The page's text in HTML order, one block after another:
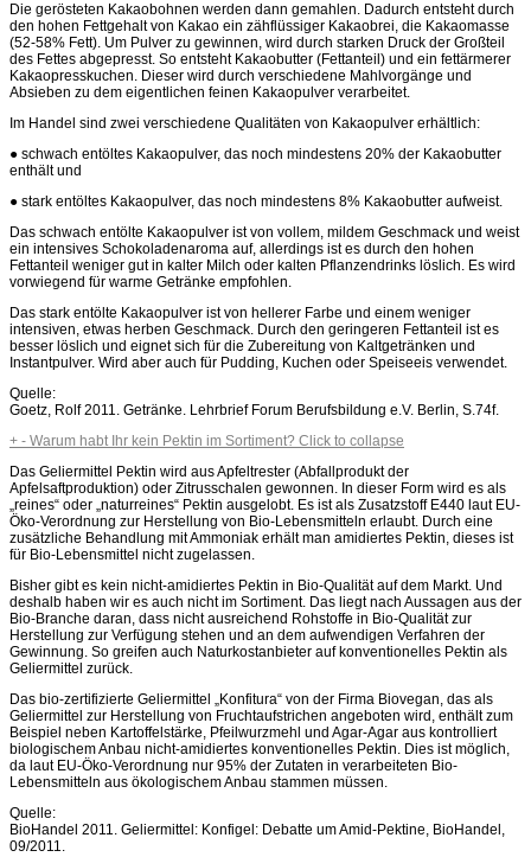
Die gerösteten Kakaobohnen werden dann gemahlen. Dadurch entsteht durch
den hohen Fettgehalt von Kakao ein zähflüssiger Kakaobrei, die Kakaomasse
(52-58% Fett). Um Pulver zu gewinnen, wird durch starken Druck der Großteil
des Fettes abgepresst. So entsteht Kakaobutter (Fettanteil) und ein fettärmerer
Kakaopresskuchen. Dieser wird durch verschiedene Mahlvorgänge und
Absieben zu dem eigentlichen feinen Kakaopulver verarbeitet.
Im Handel sind zwei verschiedene Qualitäten von Kakaopulver erhältlich:
● schwach entöltes Kakaopulver, das noch mindestens 20% der Kakaobutter
enthält und
● stark entöltes Kakaopulver, das noch mindestens 8% Kakaobutter aufweist.
Das schwach entölte Kakaopulver ist von vollem, mildem Geschmack und weist
ein intensives Schokoladenaroma auf, allerdings ist es durch den hohen
Fettanteil weniger gut in kalter Milch oder kalten Pflanzendrinks löslich. Es wird
vorwiegend für warme Getränke empfohlen.
Das stark entölte Kakaopulver ist von hellerer Farbe und einem weniger
intensiven, etwas herben Geschmack. Durch den geringeren Fettanteil ist es
besser löslich und eignet sich für die Zubereitung von Kaltgetränken und
Instantpulver. Wird aber auch für Pudding, Kuchen oder Speiseeis verwendet.
Quelle:
Goetz, Rolf 2011. Getränke. Lehrbrief Forum Berufsbildung e.V. Berlin, S.74f.
+ - Warum habt Ihr kein Pektin im Sortiment? Click to collapse
Das Geliermittel Pektin wird aus Apfeltrester (Abfallprodukt der
Apfelsaftproduktion) oder Zitrusschalen gewonnen. In dieser Form wird es als
„reines“ oder „naturreines“ Pektin ausgelobt. Es ist als Zusatzstoff E440 laut EU-
Öko-Verordnung zur Herstellung von Bio-Lebensmitteln erlaubt. Durch eine
zusätzliche Behandlung mit Ammoniak erhält man amidiertes Pektin, dieses ist
für Bio-Lebensmittel nicht zugelassen.
Bisher gibt es kein nicht-amidiertes Pektin in Bio-Qualität auf dem Markt. Und
deshalb haben wir es auch nicht im Sortiment. Das liegt nach Aussagen aus der
Bio-Branche daran, dass nicht ausreichend Rohstoffe in Bio-Qualität zur
Herstellung zur Verfügung stehen und an dem aufwendigen Verfahren der
Gewinnung. So greifen auch Naturkostanbieter auf konventionelles Pektin als
Geliermittel zurück.
Das bio-zertifizierte Geliermittel „Konfitura“ von der Firma Biovegan, das als
Geliermittel zur Herstellung von Fruchtaufstrichen angeboten wird, enthält zum
Beispiel neben Kartoffelstärke, Pfeilwurzmehl und Agar-Agar aus kontrolliert
biologischem Anbau nicht-amidiertes konventionelles Pektin. Dies ist möglich,
da laut EU-Öko-Verordnung nur 95% der Zutaten in verarbeiteten Bio-
Lebensmitteln aus ökologischem Anbau stammen müssen.
Quelle:
BioHandel 2011. Geliermittel: Konfigel: Debatte um Amid-Pektine, BioHandel,
09/2011.